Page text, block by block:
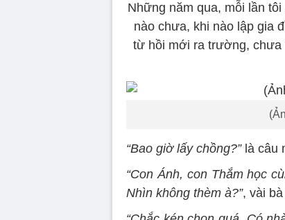
Những năm qua, mỗi lần
nào chưa, khi nào lập gia
từ hồi mới ra trường, chưa
“Bao giờ lấy chồng?”là câu
“Con Ánh, con Thắm học
Nhìn không thèm à?”, vài